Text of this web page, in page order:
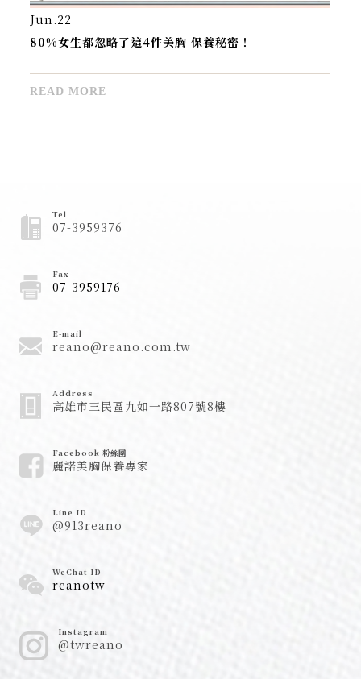
Apr.21
乳房保健課程 - 嘉南藥理大學
READ MORE
Tel
07-3959376
Fax
07-3959176
E-mail
reano@reano.com.tw
Address
高雄市三民區九如一路807號8樓
Facebook 粉絲團
麗諾美胸保養專家
Line ID
@913reano
WeChat ID
reanotw
Instagram
@twreano